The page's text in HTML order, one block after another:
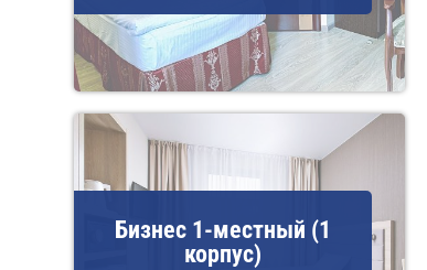
Бизнес 1-местный (1
корпус)